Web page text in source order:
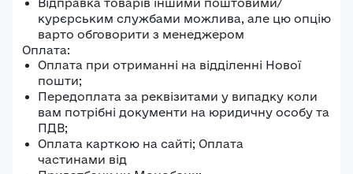
Відправка товарів іншими поштовими/
курєрським службами можлива, але цю опцію
варто обговорити з менеджером
Оплата:
Оплата при отриманні на відділенні Нової
пошти;
Передоплата за реквізитами у випадку коли
вам потрібні документи на юридичну особу та
ПДВ;
Оплата карткою на сайті; Оплата
частинами від